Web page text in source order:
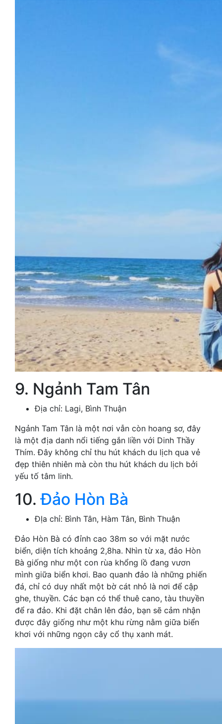
9. Ngảnh Tam Tân
Địa chỉ: Lagi, Bình Thuận
Ngảnh Tam Tân là một nơi vẫn còn hoang sơ, đây
là một địa danh nổi tiếng gắn liền với Dinh Thầy
Thím. Đây không chỉ thu hút khách du lịch qua vẻ
đẹp thiên nhiên mà còn thu hút khách du lịch bởi
yếu tố tâm linh.
10.Đảo Hòn Bà
ĐỊa chỉ: Bình Tân, Hàm Tân, Bình Thuận
Đảo Hòn Bà có đỉnh cao 38m so với mặt nước
biển, diện tích khoảng 2,8ha. Nhìn từ xa, đảo Hòn
Bà giống như một con rùa khổng lồ đang vươn
mình giữa biển khơi. Bao quanh đảo là những phiến
đá, chỉ có duy nhất một bờ cát nhỏ là nơi để cập
ghe, thuyền. Các bạn có thể thuê cano, tàu thuyền
để ra đảo. Khi đặt chân lên đảo, bạn sẽ cảm nhận
được đây giống như một khu rừng nằm giữa biển
khơi với những ngọn cây cổ thụ xanh mát.